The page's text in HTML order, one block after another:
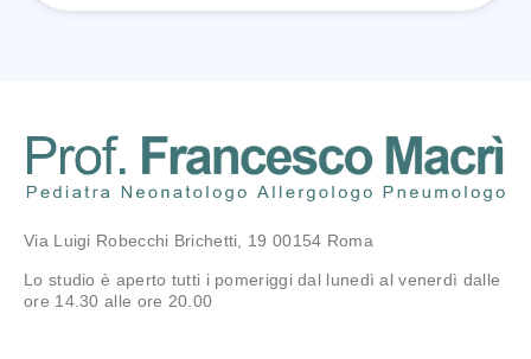
Via Luigi Robecchi Brichetti, 19 00154 Roma
Lo studio è aperto tutti i pomeriggi dal lunedì al venerdì dalle
ore 14.30 alle ore 20.00